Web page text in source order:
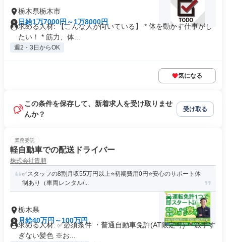
栃木県栃木市
日給1万7000円～1万8000円
求める人材: 【こんな人が向いている】 * 体を動かす仕事がし
たい！ * 筋力、体...
週2・3日からOK
気になる
この条件を保存して、新着求人を受け取りませ
んか？
受け取る
業務委託
軽自動車での配送ドライバー
株式会社貴順
✅スタッフの8割月収55万円以上⭐️初期費用0円⭐️安心のサポート体
制あり（車両レンタル/...
栃木県
月給40万円～100万円
求める人材: ✅️必須条件 ・普通自動車免許(AT限定可) ・派手す
ぎない髪色 ※お...